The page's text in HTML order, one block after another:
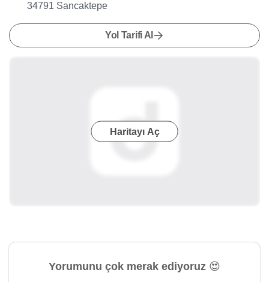
34791 Sancaktepe
Yol Tarifi Al
Haritayı Aç
Yorumunu çok merak ediyoruz 😍